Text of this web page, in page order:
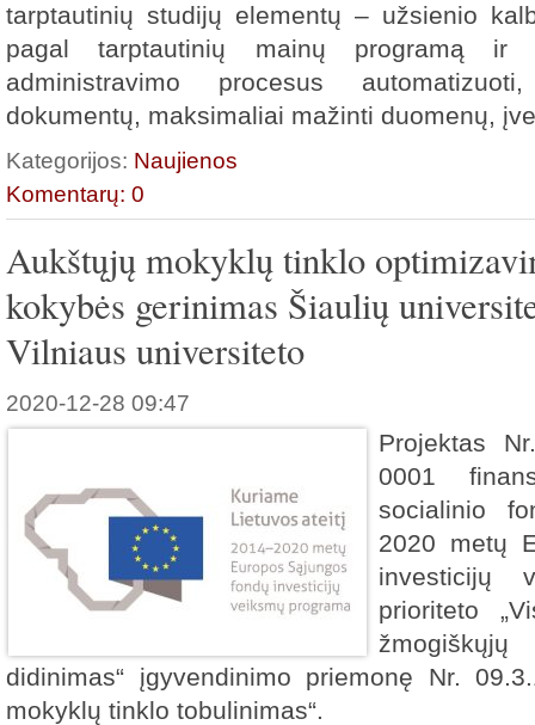
tarptautinių studijų elementų – užsienio
pagal tarptautinių mainų programą ir
administravimo procesus
dokumentų, maksimaliai mažinti duomenų,
Kategorijos: Naujienos
Komentarų: 0
Aukštųjų mokyklų tinklo
kokybės gerinimas Šiaulių
Vilniaus universiteto
2020-12-28 09:47
Projektas
0001
socialinio
2020 metų
investicijų
prioriteto
didinimas“ įgyvendinimo priemonę Nr.
mokyklų tinklo tobulinimas“.